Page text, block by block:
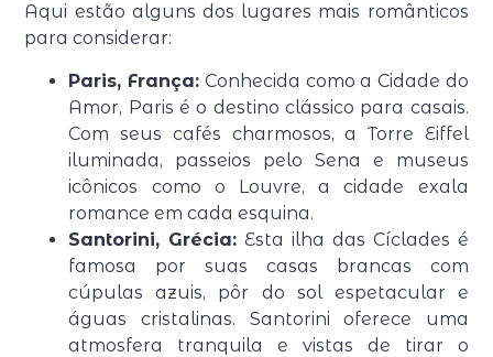
Aqui estão alguns dos lugares mais românticos
para considerar:
Paris, França: Conhecida como a Cidade do
Amor, Paris é o destino clássico para casais.
Com seus cafés charmosos, a Torre Eiffel
iluminada, passeios pelo Sena e museus
icônicos como o Louvre, a cidade exala
romance em cada esquina.
Santorini, Grécia: Esta ilha das Cíclades é
famosa por suas casas brancas com
cúpulas azuis, pôr do sol espetacular e
águas cristalinas. Santorini oferece uma
atmosfera tranquila e vistas de tirar o